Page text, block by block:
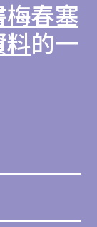
梅春塞
料的一